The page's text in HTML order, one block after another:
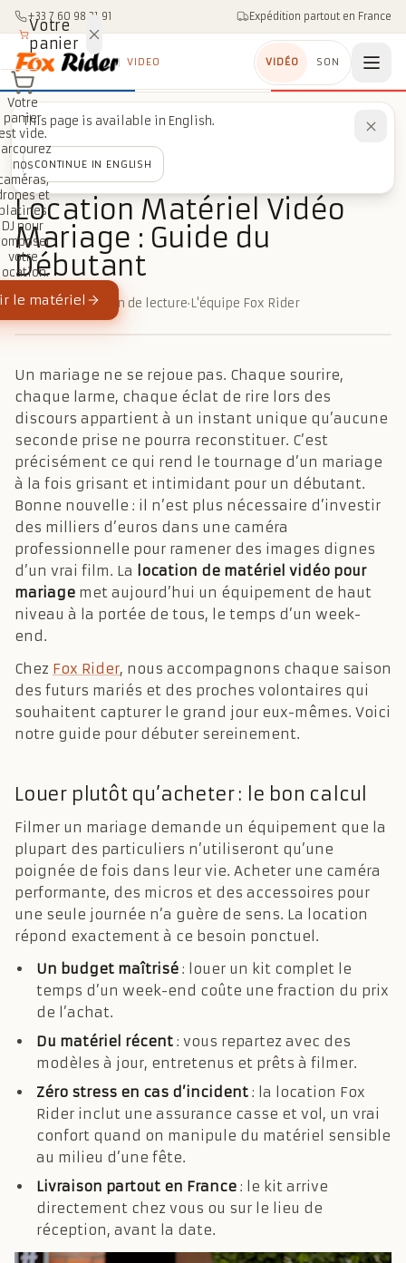
Aller au contenu
+33 7 60 98 21 91 Expédition partout en France
VIDEO VIDÉO SON
Accueil/Blog/ Événementiel
/
ÉVÉNEMENTIEL
Location Matériel Vidéo
Mariage : Guide du
Débutant
29 juin 2026 ·4 min de lecture·L'équipe Fox Rider
Un mariage ne se rejoue pas. Chaque sourire,
chaque larme, chaque éclat de rire lors des
discours appartient à un instant unique qu’aucune
seconde prise ne pourra reconstituer. C’est
précisément ce qui rend le tournage d’un mariage
à la fois grisant et intimidant pour un débutant.
Bonne nouvelle : il n’est plus nécessaire d’investir
des milliers d’euros dans une caméra
professionnelle pour ramener des images dignes
d’un vrai film. La
location de matériel vidéo pour
mariage met aujourd’hui un équipement de haut
niveau à la portée de tous, le temps d’un week-
end.
Chez Fox Rider, nous accompagnons chaque saison
des futurs mariés et des proches volontaires qui
souhaitent capturer le grand jour eux-mêmes. Voici
notre guide pour débuter sereinement.
Louer plutôt qu’acheter : le bon calcul
Filmer un mariage demande un équipement que la
plupart des particuliers n’utiliseront qu’une
poignée de fois dans leur vie. Acheter une caméra
performante, des micros et des accessoires pour
une seule journée n’a guère de sens. La location
répond exactement à ce besoin ponctuel.
Un budget maîtrisé : louer un kit complet le
temps d’un week-end coûte une fraction du prix
de l’achat.
Du matériel récent : vous repartez avec des
modèles à jour, entretenus et prêts à filmer.
Zéro stress en cas d’incident : la location Fox
Rider inclut une assurance casse et vol, un vrai
confort quand on manipule du matériel sensible
au milieu d’une fête.
Livraison partout en France : le kit arrive
directement chez vous ou sur le lieu de
réception, avant la date.
Votre
panier
Votre
panier
vide.
nos
et
DJ pour
votre
le matériel
This page is available in English.
CONTINUE IN ENGLISH